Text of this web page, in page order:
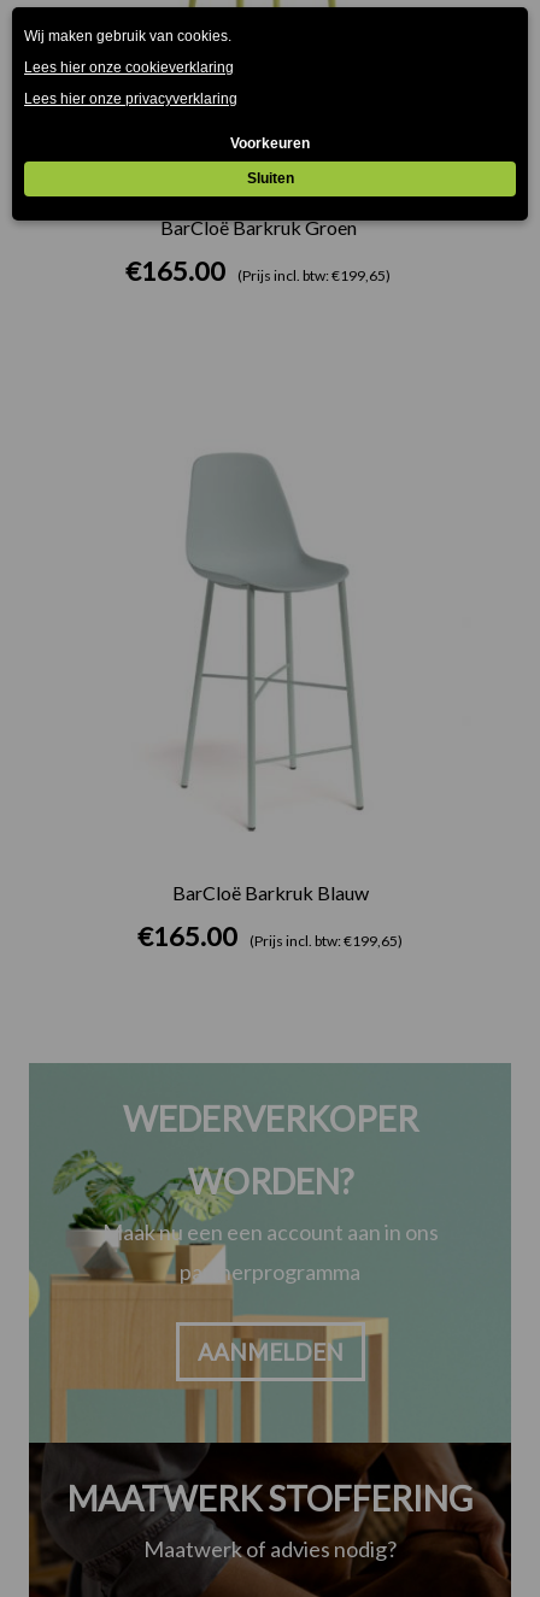
BarCloë Barkruk Groen
€165.00 (Prijs incl. btw: €199,65)
BarCloë Barkruk Blauw
€165.00 (Prijs incl. btw: €199,65)
WEDERVERKOPER
WORDEN?
Maak nu een een account aan in ons
partnerprogramma
AANMELDEN
MAATWERK STOFFERING
Maatwerk of advies nodig?